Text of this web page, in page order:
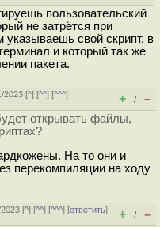
пользовательский
не затрётся при
указываешь свой скрипт, в
и который так же
пакета.
2023 [^] [^^] [^^^]
+ / –
открывать файлы,
На то они и
перекомпиляции на ходу
[^] [^^] [^^^] [ответить]
+ / –